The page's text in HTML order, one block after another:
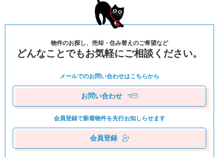
物件のお探し、売却・住み替えのご希望など
どんなことでもお気軽にご相談ください。
メールでのお問い合わせはこちらから
お問い合わせ
会員登録で新着物件を先⾏お知しらせます
会員登録